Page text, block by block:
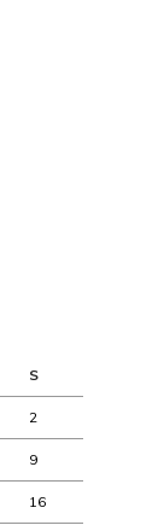
S
2
9
16